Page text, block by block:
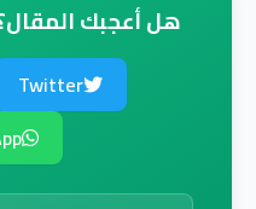
هل أعجبك
Twitter